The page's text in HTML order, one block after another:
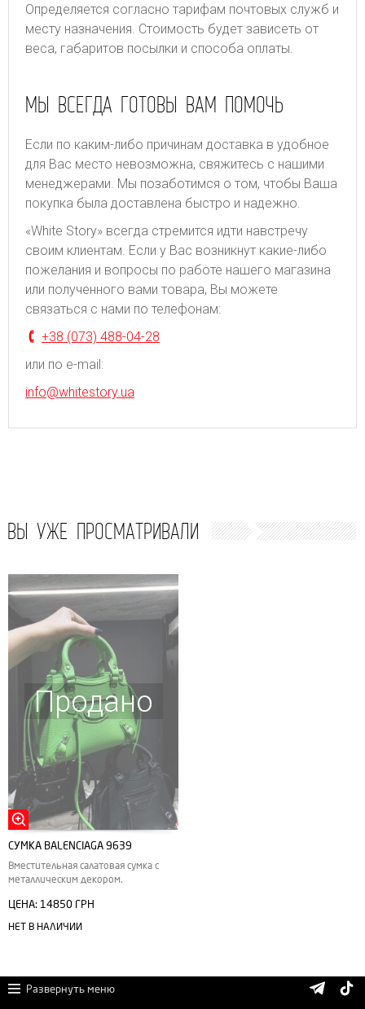
Определяется согласно тарифам почтовых служб и
месту назначения. Стоимость будет зависеть от
веса, габаритов посылки и способа оплаты.
МЫ ВСЕГДА ГОТОВЫ ВАМ ПОМОЧЬ
Если по каким-либо причинам доставка в удобное
для Вас место невозможна, свяжитесь с нашими
менеджерами. Мы позаботимся о том, чтобы Ваша
покупка была доставлена быстро и надежно.
«White Story» всегда стремится идти навстречу
своим клиентам. Если у Вас возникнут какие-либо
пожелания и вопросы по работе нашего магазина
или полученного вами товара, Вы можете
связаться с нами по телефонам:
+38 (073) 488-04-28
или по e-mail:
info@whitestory.ua
ВЫ УЖЕ ПРОСМАТРИВАЛИ
Продано
СУМКА BALENCIAGA 9639
Вместительная салатовая сумка с
металлическим декором.
ЦЕНА: 14850 ГРН
НЕТ В НАЛИЧИИ
Развернуть меню